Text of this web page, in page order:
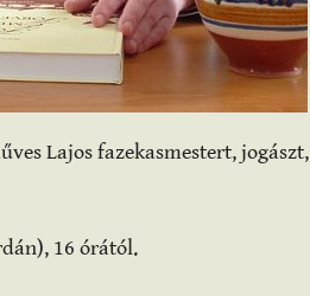
Lajos fazekasmestert, jogászt,
16 órától.